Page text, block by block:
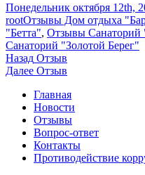
Опубликовано
Понедельник октября 12th,
rootРубрики
Отзывы Дом отдыха
"Бетта", Отзывы Санаторий
Санаторий "Золотой Берег"
Навигация
по
записям
Назад Предыдущая
запись:
Отзыв
Далее Следующая
Отзыв
Главная
Новости
Отзывы
Вопрос-ответ
Контакты
Противодействие